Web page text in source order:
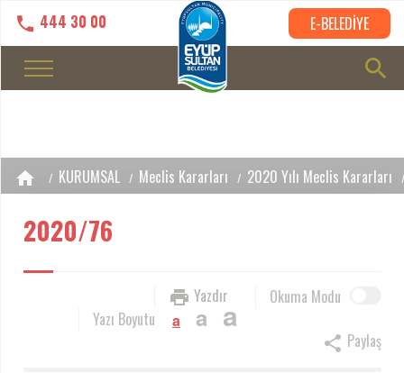
444 30 00 E-BELEDİYE
KURUMSAL Meclis Kararları 2020 Yılı Meclis Kararları
2020/76
Okuma Modu
Yazdır
Yazı Boyutu
a a a
Paylaş